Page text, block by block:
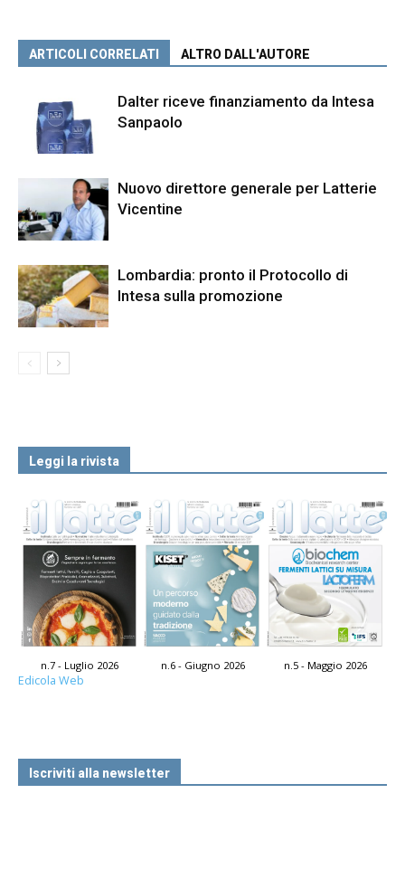
ARTICOLI CORRELATI ALTRO DALL'AUTORE
Dalter riceve finanziamento da Intesa
Sanpaolo
Nuovo direttore generale per Latterie
Vicentine
Lombardia: pronto il Protocollo di
Intesa sulla promozione
Leggi la rivista
n.7 - Luglio 2026 n.6 - Giugno 2026 n.5 - Maggio 2026
Edicola Web
Iscriviti alla newsletter